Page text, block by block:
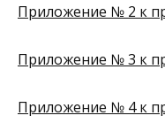
Приложение № 2 к
Приложение № 3 к
Приложение № 4 к